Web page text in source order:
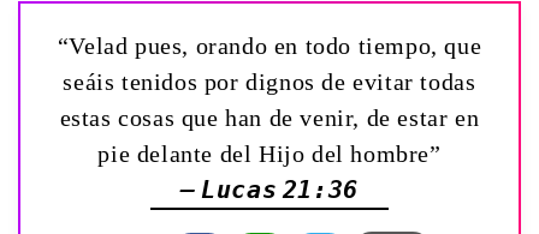
“Velad pues, orando en todo tiempo, que
seáis tenidos por dignos de evitar todas
estas cosas que han de venir, de estar en
pie delante del Hijo del hombre”
— Lucas 21:36